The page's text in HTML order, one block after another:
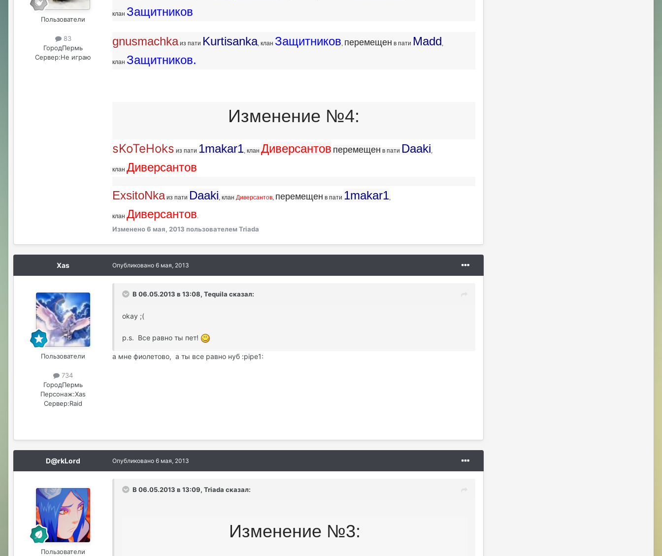
Пользователи
83
ГородПермь
Сервер:Не играю
клан Защитников
gnusmachkaиз пати Kurtisanka, клан Защитников перемещен в пати Madd
клан Защитников.
Изменение №4:
sKoTeHoks из пати 1makar1 , клан Диверсантов перемещен в пати Daaki
клан Диверсантов
ExsitoNka из пати Daaki , клан Диверсантов перемещен в пати 1makar1
клан Диверсантов
Изменено6 мая, 2013 пользователем Triada
Xas
Пользователи
734
ГородПермь
Персонаж:Xas
Сервер:Raid
Опубликовано 6 мая, 2013
В 06.05.2013 в 13:08, Tequila сказал:
okay ;(
p.s. Все равно ты пет!
а мне фиолетово, а ты все равно нуб :pipe1:
D@rkLord
Пользователи
Опубликовано 6 мая, 2013
В 06.05.2013 в 13:09, Triada сказал:
Изменение №3: